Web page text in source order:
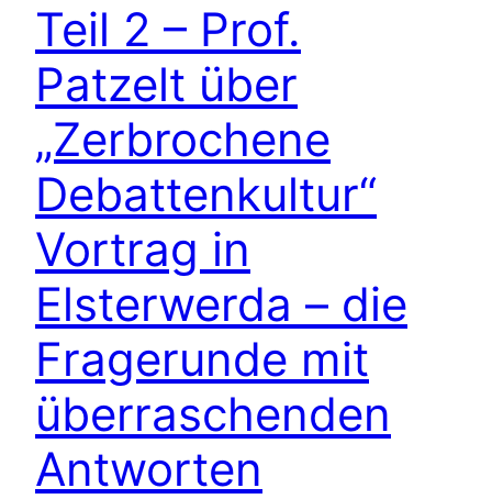
Teil 2 – Prof.
Patzelt über
„Zerbrochene
Debattenkultur“
Vortrag in
Elsterwerda – die
Fragerunde mit
überraschenden
Antworten